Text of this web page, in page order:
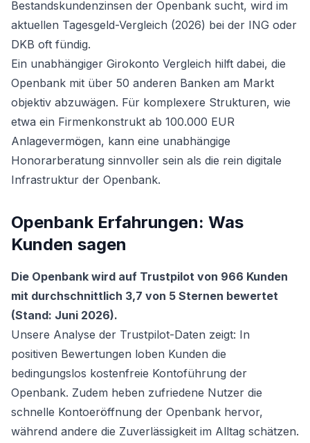
Bestandskundenzinsen der Openbank sucht, wird im
aktuellen Tagesgeld-Vergleich (2026) bei der ING oder
DKB oft fündig.
Ein unabhängiger Girokonto Vergleich hilft dabei, die
Openbank mit über 50 anderen Banken am Markt
objektiv abzuwägen. Für komplexere Strukturen, wie
etwa ein Firmenkonstrukt ab 100.000 EUR
Anlagevermögen, kann eine unabhängige
Honorarberatung sinnvoller sein als die rein digitale
Infrastruktur der Openbank.
Openbank Erfahrungen: Was
Kunden sagen
Die Openbank wird auf Trustpilot von 966 Kunden
mit durchschnittlich 3,7 von 5 Sternen bewertet
(Stand: Juni 2026).
Unsere Analyse der Trustpilot-Daten zeigt: In
positiven Bewertungen loben Kunden die
bedingungslos kostenfreie Kontoführung der
Openbank. Zudem heben zufriedene Nutzer die
schnelle Kontoeröffnung der Openbank hervor,
während andere die Zuverlässigkeit im Alltag schätzen.